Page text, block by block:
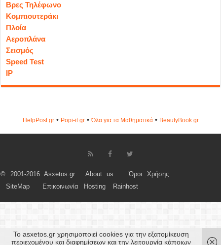
Βρες Τηλέφωνο
Κομπιουτεράκι
Πλοία
Αεροπλάνα
Σεισμός
Speed Test
IP
HelpPost.gr• Popi-it.gr•Όλα για τα Μαθηματικά• ΒeautyΒook.gr
© 2001-2016 Asxetos.gr About us
Όροι Χρήσης
SiteMap
Επικοινωνία Hosting Rainhost
Το asxetos.gr χρησιμοποιεί cookies για την εξατομίκευση
περιεχομένου και διαφημίσεων και την λειτουργία κάποιων